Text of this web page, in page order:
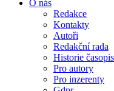
O nás
Redakce
Kontakty
Autoři
Redakční rada
Historie
Pro autory
Pro inzerenty